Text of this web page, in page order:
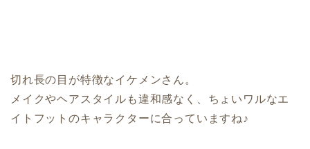
切れ長の目が特徴なイケメンさん。
メイクやヘアスタイルも違和感なく、ちょいワルなエ
イトフットのキャラクターに合っていますね♪